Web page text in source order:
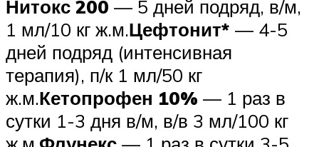
Нитокс 200 — 5 дней подряд, в/м,
1 мл/10 кг ж.м.Цефтонит* — 4-5
дней подряд (интенсивная
терапия), п/к 1 мл/50 кг
ж.м.Кетопрофен 10% — 1 раз в
сутки 1-3 дня в/м, в/в 3 мл/100 кг